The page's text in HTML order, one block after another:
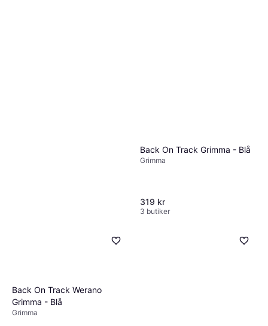
Back On Track Grimma - Blå
Grimma
319 kr
3 butiker
Back On Track Werano
Grimma - Blå
Grimma